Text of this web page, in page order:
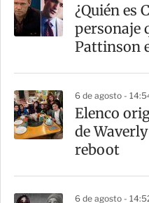
¿Quién es
personaje
Pattinson
6 de agosto -
Elenco
de
reboot
6 de agosto -